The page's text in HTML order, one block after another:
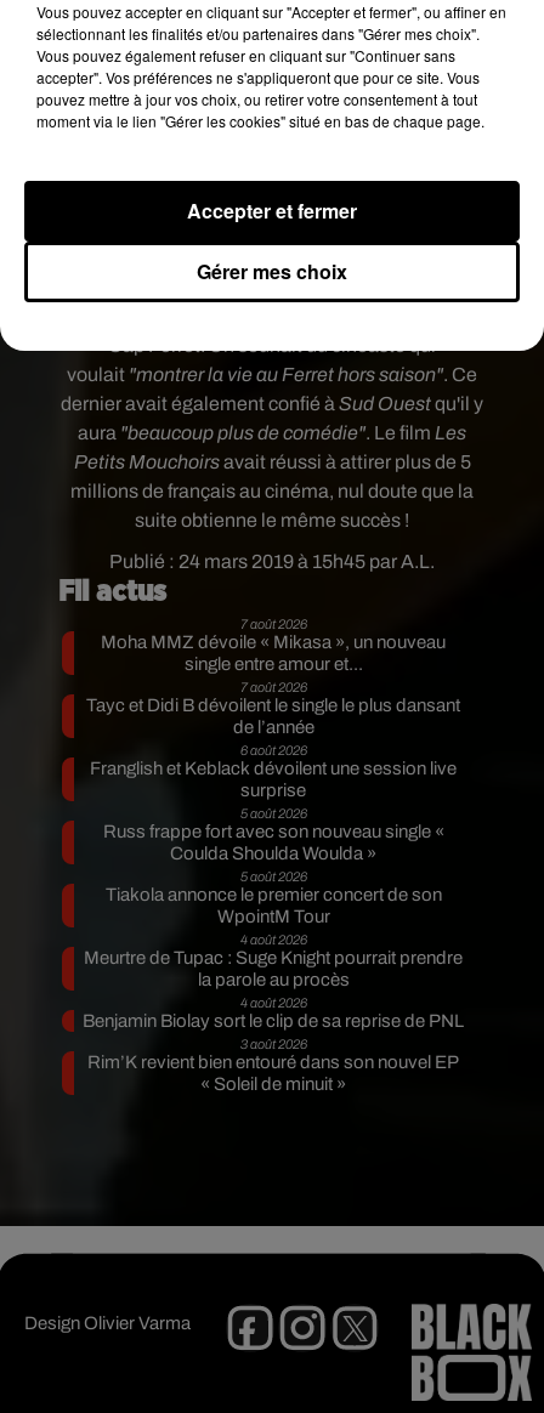
Publié : 24 mars 2019 à 15h45 par A.L.
"Salut à toutes et à tous !!! Voici enfin la bande-
annonce de mon film ! Je suis tellement heureux
de vos premiers retours sur le film lors de la
tournée. Merci beaucoup pour vos messages et
commentaires !! À vite pour la suite ! Sortie le 1er
le réseau social.
Si les fans devraient retrouver le casting du
voulait "montrer la vie au Ferret hors saison". Ce
dernier avait également confié à Sud Ouestqu'il y
aura "beaucoup plus de comédie". Le film Les
Petits Mouchoirsavait réussi à attirer plus de 5
millions de français au cinéma, nul doute que la
suite obtienne le même succès !
Fil actus
7 août 2026
Moha MMZ dévoile « Mikasa », un nouveau
single entre amour et...
7 août 2026
Tayc et Didi B dévoilent le single le plus dansant
de l’année
6 août 2026
Franglish et Keblack dévoilent une session live
surprise
5 août 2026
Russ frappe fort avec son nouveau single «
Coulda Shoulda Woulda »
5 août 2026
Tiakola annonce le premier concert de son
WpointM Tour
4 août 2026
Meurtre de Tupac : Suge Knight pourrait prendre
la parole au procès
4 août 2026
Benjamin Biolay sort le clip de sa reprise de PNL
3 août 2026
Rim’K revient bien entouré dans son nouvel EP
« Soleil de minuit »
DesignOlivier Varma
Vous pouvez accepter en cliquant sur "Accepter et fermer", ou affiner en
sélectionnant les finalités et/ou partenaires dans "Gérer mes choix".
Vous pouvez également refuser en cliquant sur "Continuer sans
accepter". Vos préférences ne s'appliqueront que pour ce site. Vous
pouvez mettre à jour vos choix, ou retirer votre consentement à tout
moment via le lien "Gérer les cookies" situé en bas de chaque page.
Gérer mes choix
Accepter et fermer